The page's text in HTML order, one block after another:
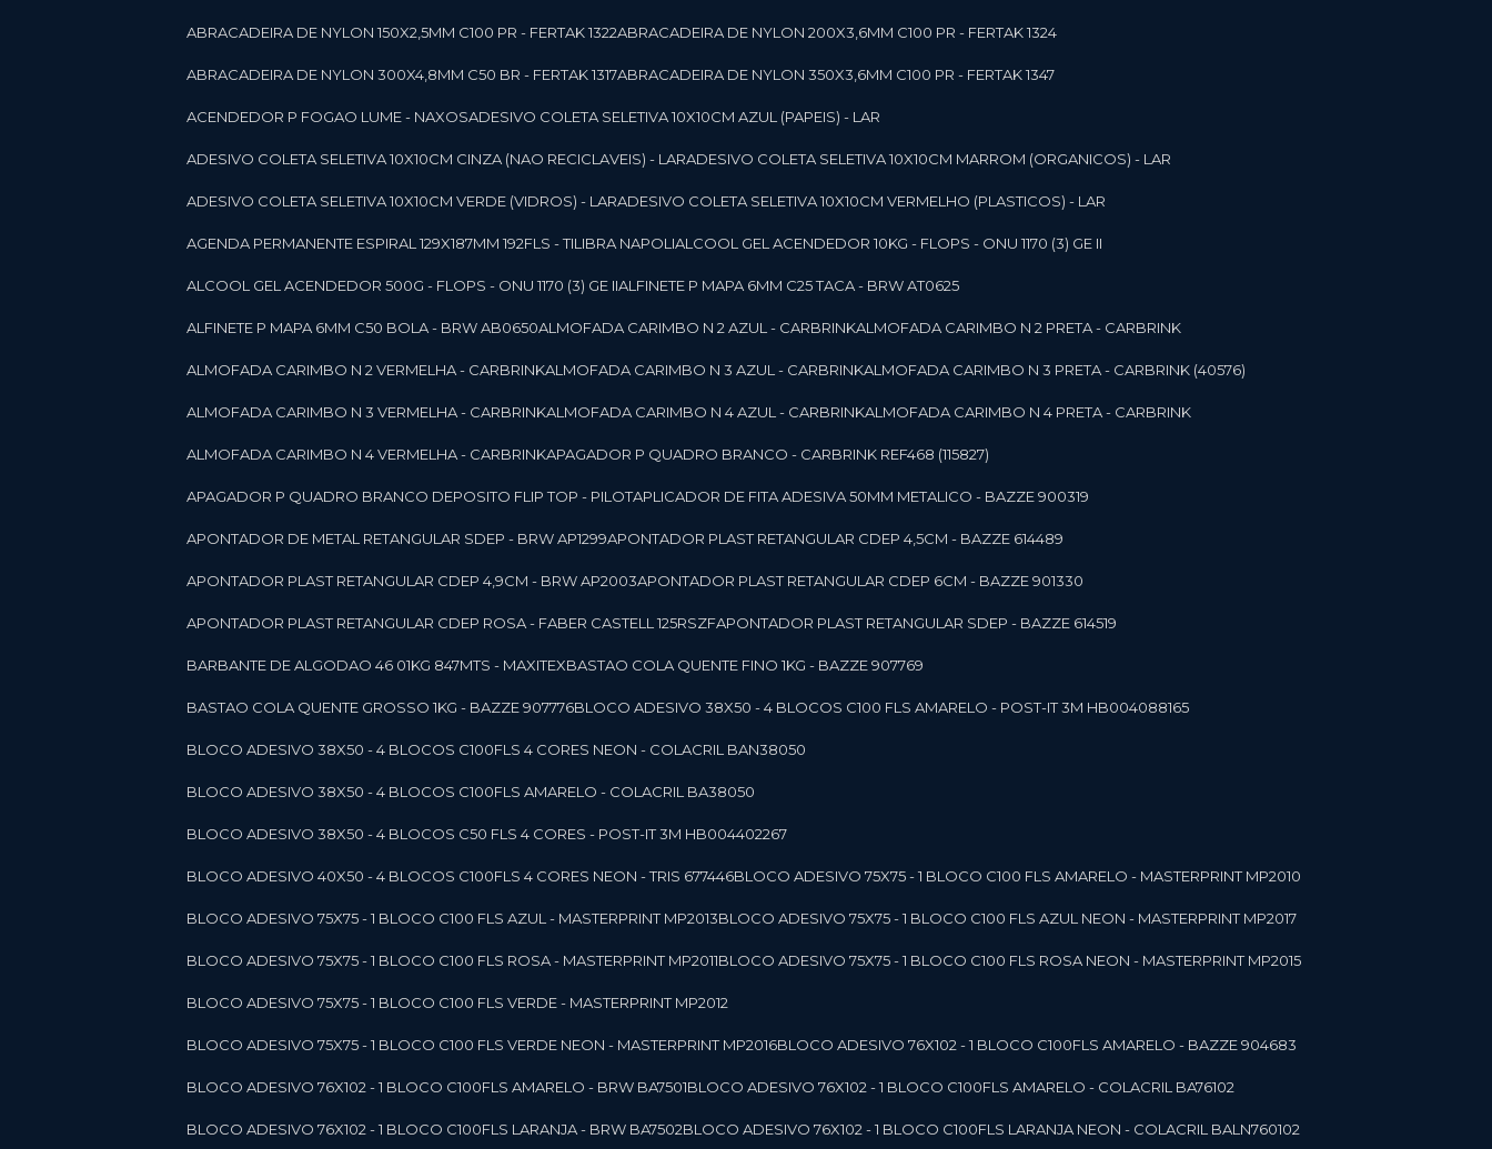
ABRACADEIRA DE NYLON 150X2,5MM C100 PR - FERTAK 1322 ABRACADEIRA DE NYLON 200X3,6MM C100 PR - FERTAK 1324
ABRACADEIRA DE NYLON 300X4,8MM C50 BR - FERTAK 1317 ABRACADEIRA DE NYLON 350X3,6MM C100 PR - FERTAK 1347
ACENDEDOR P FOGAO LUME - NAXOS ADESIVO COLETA SELETIVA 10X10CM AZUL (PAPEIS) - LAR
ADESIVO COLETA SELETIVA 10X10CM CINZA (NAO RECICLAVEIS) - LAR ADESIVO COLETA SELETIVA 10X10CM MARROM (ORGANICOS) - LAR
ADESIVO COLETA SELETIVA 10X10CM VERDE (VIDROS) - LAR ADESIVO COLETA SELETIVA 10X10CM VERMELHO (PLASTICOS) - LAR
AGENDA PERMANENTE ESPIRAL 129X187MM 192FLS - TILIBRA NAPOLI ALCOOL GEL ACENDEDOR 10KG - FLOPS - ONU 1170 (3) GE II
ALCOOL GEL ACENDEDOR 500G - FLOPS - ONU 1170 (3) GE II ALFINETE P MAPA 6MM C25 TACA - BRW AT0625
ALFINETE P MAPA 6MM C50 BOLA - BRW AB0650 ALMOFADA CARIMBO N 2 AZUL - CARBRINK ALMOFADA CARIMBO N 2 PRETA - CARBRINK
ALMOFADA CARIMBO N 2 VERMELHA - CARBRINK ALMOFADA CARIMBO N 3 AZUL - CARBRINK ALMOFADA CARIMBO N 3 PRETA - CARBRINK (40576)
ALMOFADA CARIMBO N 3 VERMELHA - CARBRINK ALMOFADA CARIMBO N 4 AZUL - CARBRINK ALMOFADA CARIMBO N 4 PRETA - CARBRINK
ALMOFADA CARIMBO N 4 VERMELHA - CARBRINK APAGADOR P QUADRO BRANCO - CARBRINK REF468 (115827)
APAGADOR P QUADRO BRANCO DEPOSITO FLIP TOP - PILOT APLICADOR DE FITA ADESIVA 50MM METALICO - BAZZE 900319
APONTADOR DE METAL RETANGULAR SDEP - BRW AP1299 APONTADOR PLAST RETANGULAR CDEP 4,5CM - BAZZE 614489
APONTADOR PLAST RETANGULAR CDEP 4,9CM - BRW AP2003 APONTADOR PLAST RETANGULAR CDEP 6CM - BAZZE 901330
APONTADOR PLAST RETANGULAR CDEP ROSA - FABER CASTELL 125RSZF APONTADOR PLAST RETANGULAR SDEP - BAZZE 614519
BARBANTE DE ALGODAO 46 01KG 847MTS - MAXITEX BASTAO COLA QUENTE FINO 1KG - BAZZE 907769
BASTAO COLA QUENTE GROSSO 1KG - BAZZE 907776 BLOCO ADESIVO 38X50 - 4 BLOCOS C100 FLS AMARELO - POST-IT 3M HB004088165
BLOCO ADESIVO 38X50 - 4 BLOCOS C100FLS 4 CORES NEON - COLACRIL BAN38050
BLOCO ADESIVO 38X50 - 4 BLOCOS C100FLS AMARELO - COLACRIL BA38050
BLOCO ADESIVO 38X50 - 4 BLOCOS C50 FLS 4 CORES - POST-IT 3M HB004402267
BLOCO ADESIVO 40X50 - 4 BLOCOS C100FLS 4 CORES NEON - TRIS 677446 BLOCO ADESIVO 75X75 - 1 BLOCO C100 FLS AMARELO - MASTERPRINT MP2010
BLOCO ADESIVO 75X75 - 1 BLOCO C100 FLS AZUL - MASTERPRINT MP2013 BLOCO ADESIVO 75X75 - 1 BLOCO C100 FLS AZUL NEON - MASTERPRINT MP2017
BLOCO ADESIVO 75X75 - 1 BLOCO C100 FLS ROSA - MASTERPRINT MP2011 BLOCO ADESIVO 75X75 - 1 BLOCO C100 FLS ROSA NEON - MASTERPRINT MP2015
BLOCO ADESIVO 75X75 - 1 BLOCO C100 FLS VERDE - MASTERPRINT MP2012
BLOCO ADESIVO 75X75 - 1 BLOCO C100 FLS VERDE NEON - MASTERPRINT MP2016 BLOCO ADESIVO 76X102 - 1 BLOCO C100FLS AMARELO - BAZZE 904683
BLOCO ADESIVO 76X102 - 1 BLOCO C100FLS AMARELO - BRW BA7501 BLOCO ADESIVO 76X102 - 1 BLOCO C100FLS AMARELO - COLACRIL BA76102
BLOCO ADESIVO 76X102 - 1 BLOCO C100FLS LARANJA - BRW BA7502 BLOCO ADESIVO 76X102 - 1 BLOCO C100FLS LARANJA NEON - COLACRIL BALN760102